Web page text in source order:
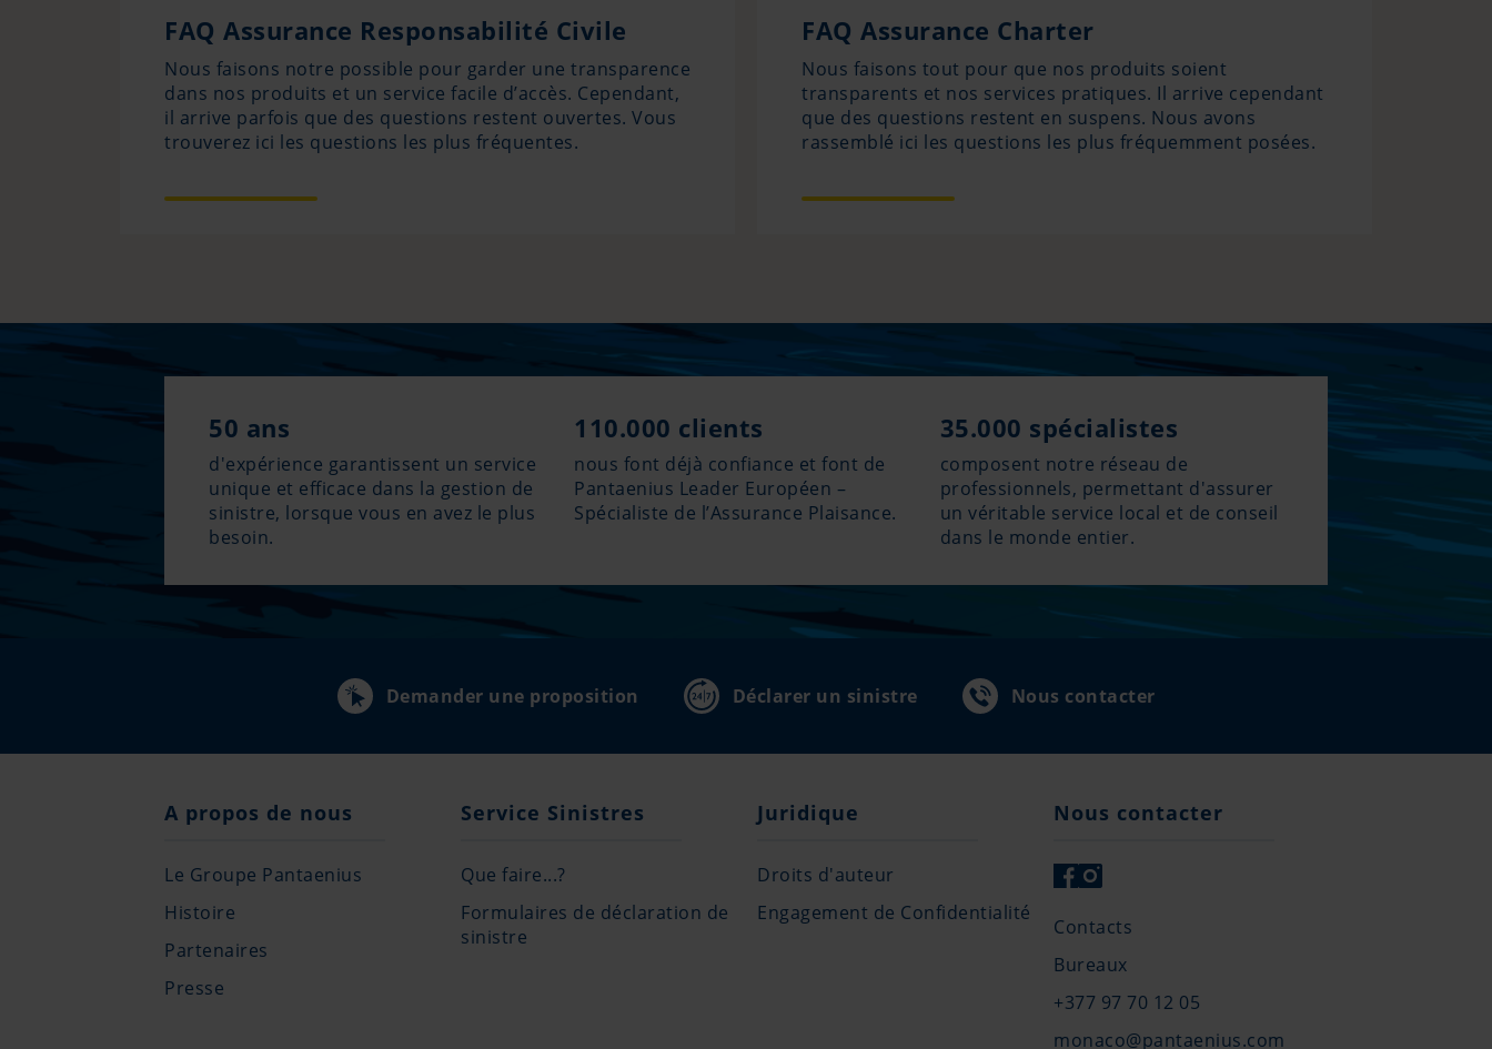
FAQ Assurance Responsabilité Civile
Nous faisons notre possible pour garder une transparence
dans nos produits et un service facile d’accès. Cependant,
il arrive parfois que des questions restent ouvertes. Vous
trouverez ici les questions les plus fréquentes.
FAQ Assurance Charter
Nous faisons tout pour que nos produits soient
transparents et nos services pratiques. Il arrive cependant
que des questions restent en suspens. Nous avons
rassemblé ici les questions les plus fréquemment posées.
50 ans
d'expérience garantissent un service
unique et efficace dans la gestion de
sinistre, lorsque vous en avez le plus
besoin.
110.000 clients
nous font déjà confiance et font de
Pantaenius Leader Européen –
Spécialiste de l’Assurance Plaisance.
35.000 spécialistes
composent notre réseau de
professionnels, permettant d'assurer
un véritable service local et de conseil
dans le monde entier.
Demander une proposition Déclarer un sinistre Nous contacter
A propos de nous
Le Groupe Pantaenius
Histoire
Partenaires
Presse
Service Sinistres
Que faire...?
Formulaires de déclaration de
sinistre
Juridique
Droits d'auteur
Engagement de Confidentialité
Nous contacter
Contacts
Bureaux
+377 97 70 12 05
monaco@pantaenius.com